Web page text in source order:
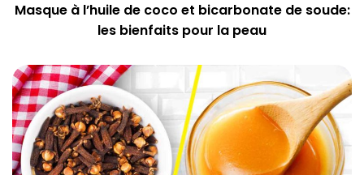
Masque à l’huile de coco et bicarbonate de soude:
les bienfaits pour la peau